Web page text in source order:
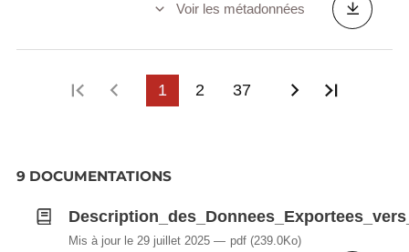
Voir les métadonnées
Première page
Page précédente
1 2 37 Page
9 DOCUMENTATIONS
Mis à jour le 29 juillet 2025 pdf (239.0Ko)